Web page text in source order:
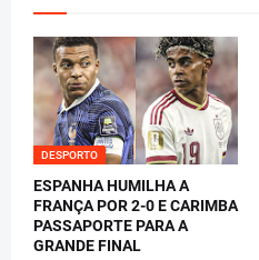
DESPORTO
ESPANHA HUMILHA A
FRANÇA POR 2-0 E CARIMBA
PASSAPORTE PARA A
GRANDE FINAL